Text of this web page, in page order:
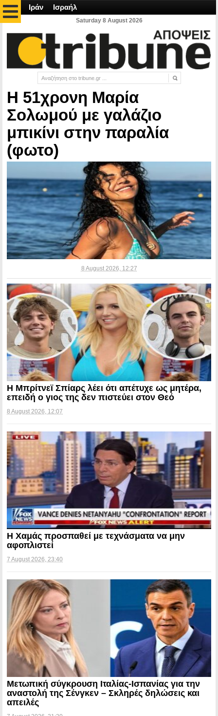
Ιράν Ισραήλ
Saturday 8 August 2026
Η 51χρονη Μαρία
Σολωμού με γαλάζιο
μπικίνι στην παραλία
(φωτο)
8 August 2026, 12:27
Η Μπρίτνεϊ Σπίαρς λέει ότι απέτυχε ως μητέρα,
επειδή ο γιος της δεν πιστεύει στον Θεό
8 August 2026, 12:07
Η Χαμάς προσπαθεί με τεχνάσματα να μην
αφοπλιστεί
7 August 2026, 23:40
Μετωπική σύγκρουση Ιταλίας-Ισπανίας για την
αναστολή της Σένγκεν – Σκληρές δηλώσεις και
απειλές